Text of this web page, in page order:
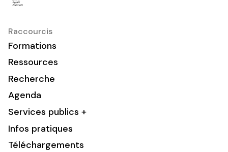
Raccourcis
Formations
Ressources
Recherche
Agenda
Services publics +
Infos pratiques
Téléchargements